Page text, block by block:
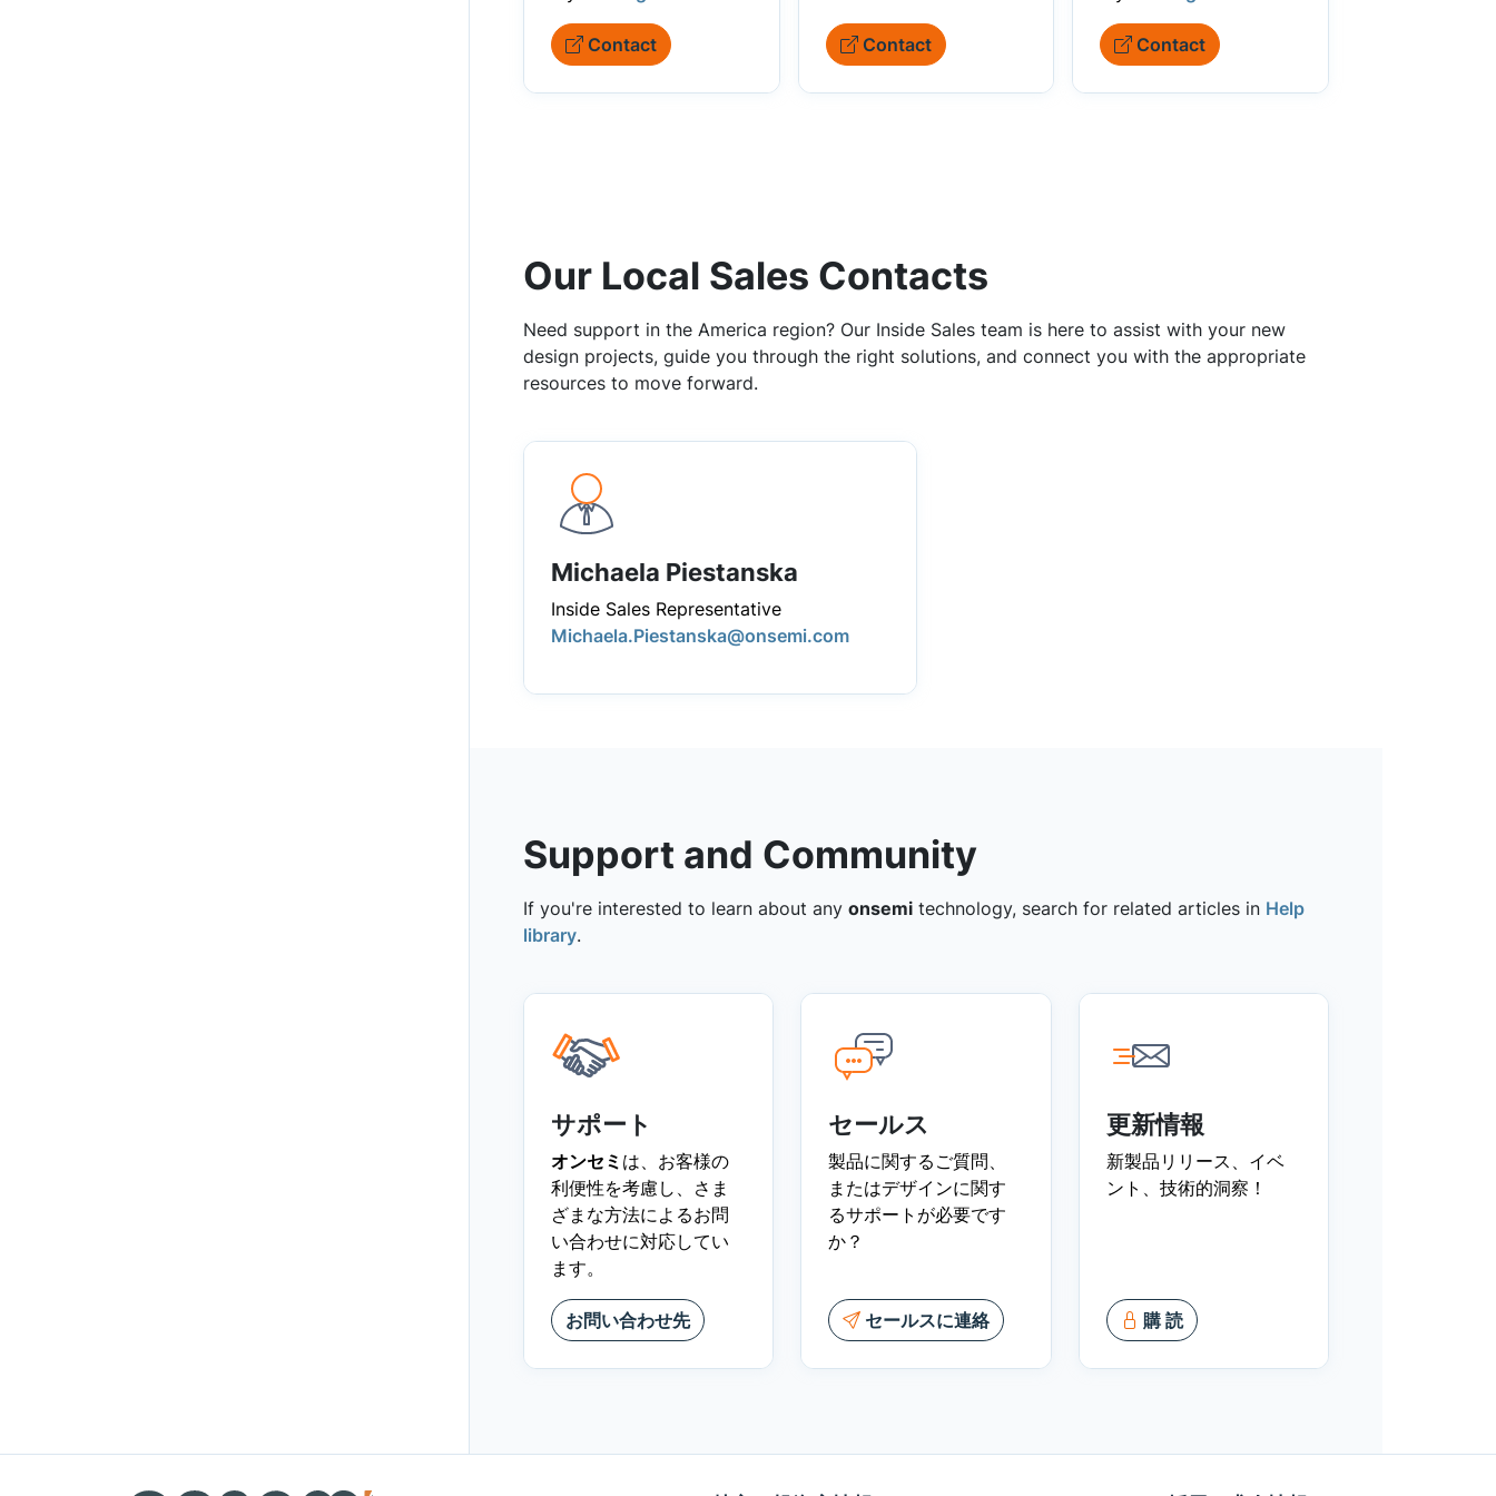
Contact Contact Contact
Our Local Sales Contacts
Need support in the America region? Our Inside Sales team is here to assist with your new
design projects, guide you through the right solutions, and connect you with the appropriate
resources to move forward.
Michaela Piestanska
Inside Sales Representative
Michaela.Piestanska@onsemi.com
Support and Community
If you're interested to learn about any onsemi technology, search for related articles in Help
library.
サポート
オンセミ は、お客様の
利便性を考慮し、さま
ざまな方法によるお問
い合わせに対応してい
ます。
お問い合わせ先
セールス
製品に関するご質問、
またはデザインに関す
るサポートが必要です
か？
セールスに連絡
更新情報
新製品リリース、イベ
ント、技術的洞察！
購 読